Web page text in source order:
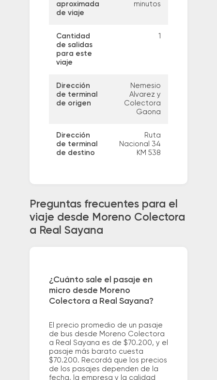
aproximada
de viaje
minutos
Cantidad
de salidas
para este
viaje
1
Dirección
de terminal
de origen
Nemesio
Alvarez y
Colectora
Gaona
Dirección
de terminal
de destino
Ruta
Nacional 34
KM 538
Preguntas frecuentes para el
viaje desde Moreno Colectora
a Real Sayana
¿Cuánto sale el pasaje en
micro desde Moreno
Colectora a Real Sayana?
El precio promedio de un pasaje
de bus desde Moreno Colectora
a Real Sayana es de $70.200, y el
pasaje más barato cuesta
$70.200. Recordá que los precios
de los pasajes dependen de la
fecha, la empresa y la calidad